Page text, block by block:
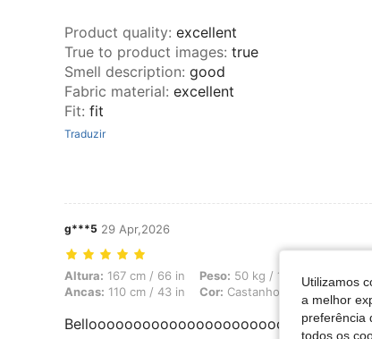
Product quality: excellent
True to product images: true
Smell description: good
Fabric material: excellent
Fit: fit
Traduzir
g***5 29 Apr,2026
Altura: 167 cm / 66 in, Peso: 50 kg / 110 lbs, Busto: 87 cm /
Altura: 167 cm / 66 in Peso: 50 kg / 110 lbs
Ancas: 110 cm / 43 in Cor: Castanho Café
Bellooooooooooooooooooooooooooo
Utilizamos
a melhor
preferência
todos os